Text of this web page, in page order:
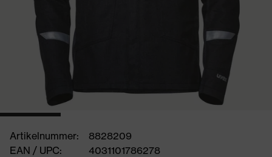
Artikelnummer:
8828209
EAN / UPC:
4031101786278